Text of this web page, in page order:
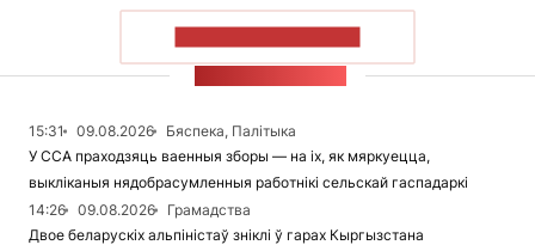
15:31 09.08.2026
Бяспека, Палітыка
У ССА праходзяць ваенныя зборы — на іх, як мяркуецца,
выкліканыя нядобрасумленныя работнікі сельскай гаспадаркі
14:26
09.08.2026
Грамадства
Двое беларускіх альпіністаў зніклі ў гарах Кыргызстана